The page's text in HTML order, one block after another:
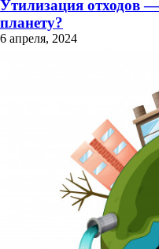
Утилизация отходов
планету?
6 апреля, 2024